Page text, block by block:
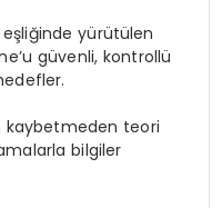
yürütülen
güvenli, kontrollü
kaybetmeden teori
bilgiler